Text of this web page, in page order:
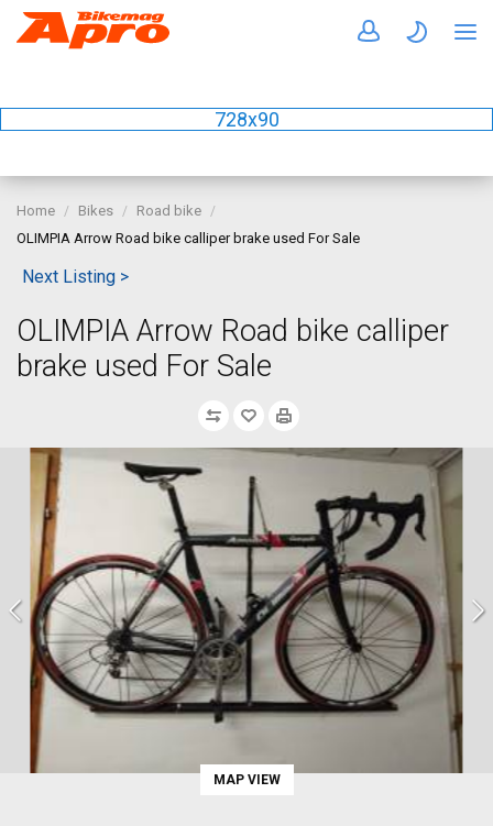
728x90
Home Bikes
Road bike
OLIMPIA Arrow Road bike calliper brake used For Sale
Next Listing >
OLIMPIA Arrow Road bike calliper
brake used For Sale
MAP VIEW